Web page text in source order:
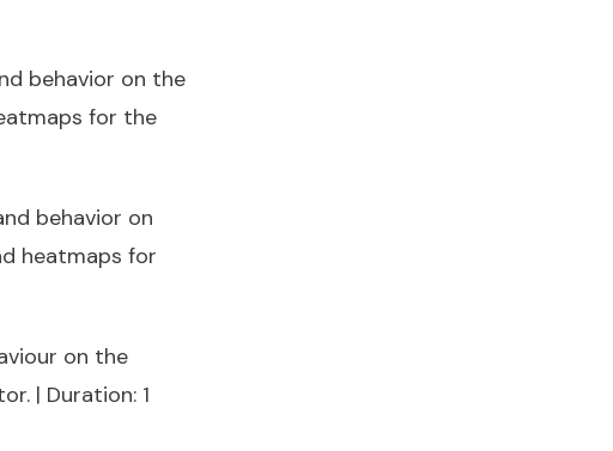
behavior on the
for the
behavior on
heatmaps for
on the
| Duration: 1